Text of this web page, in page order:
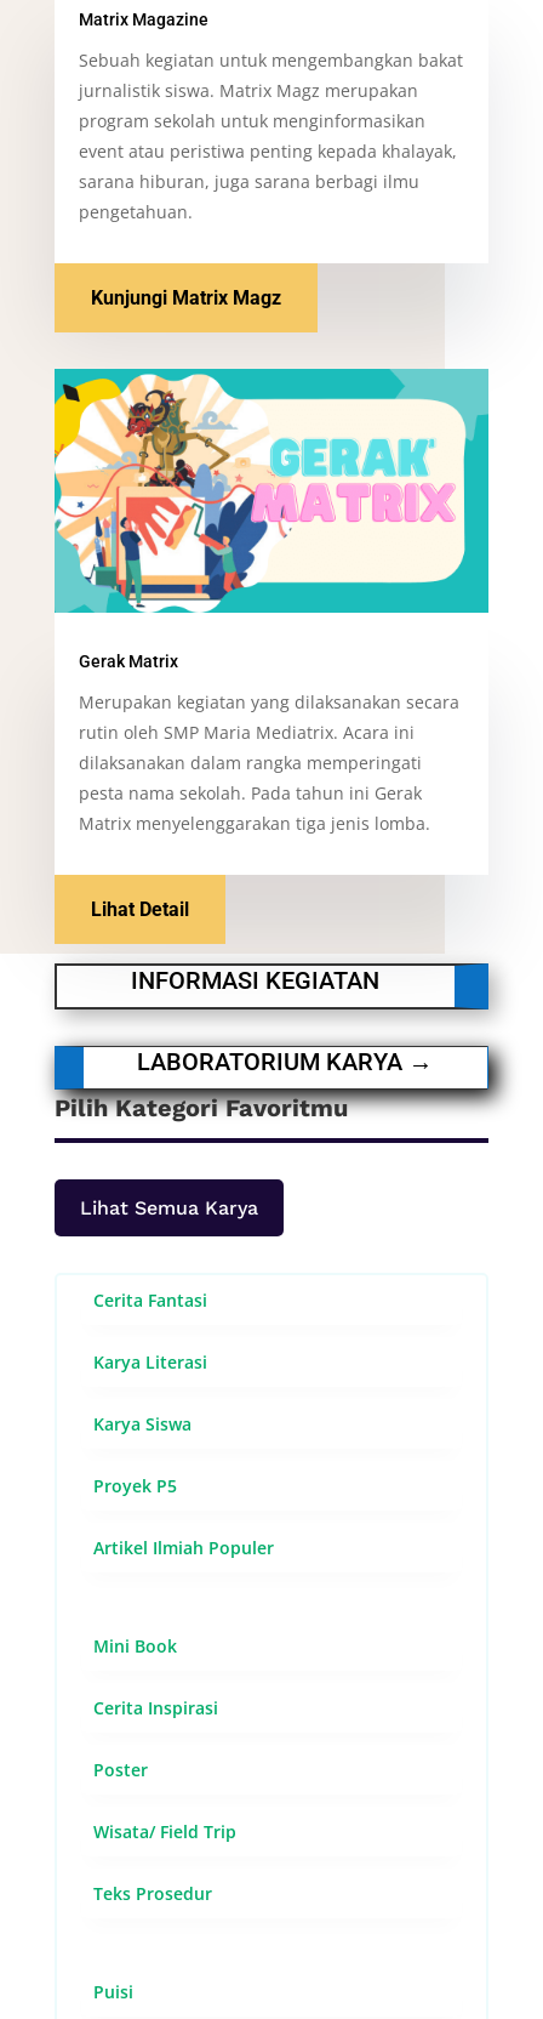
Matrix Magazine
Sebuah kegiatan untuk mengembangkan bakat
jurnalistik siswa. Matrix Magz merupakan
program sekolah untuk menginformasikan
event atau peristiwa penting kepada khalayak,
sarana hiburan, juga sarana berbagi ilmu
pengetahuan.
Kunjungi Matrix Magz
Gerak Matrix
Merupakan kegiatan yang dilaksanakan secara
rutin oleh SMP Maria Mediatrix. Acara ini
dilaksanakan dalam rangka memperingati
pesta nama sekolah. Pada tahun ini Gerak
Matrix menyelenggarakan tiga jenis lomba.
Lihat Detail
INFORMASI KEGIATAN
LABORATORIUM KARYA →
Pilih Kategori Favoritmu
Lihat Semua Karya
Cerita Fantasi
Karya Literasi
Karya Siswa
Proyek P5
Artikel Ilmiah Populer
Mini Book
Cerita Inspirasi
Poster
Wisata/ Field Trip
Teks Prosedur
Puisi